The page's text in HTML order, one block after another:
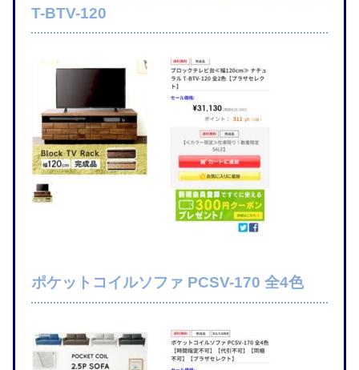
T-BTV-120
ポケットコイルソファ PCSV-170 全4色